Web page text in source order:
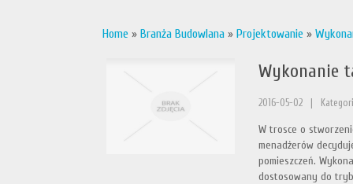
Home » Branża Budowlana » Projektowanie »
Wykonanie
2016-05-02
W trosce o
menadżerów
pomieszczeń.
dostosowany do